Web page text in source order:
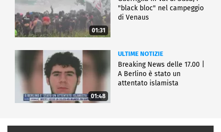
01:31
"black bloc" nel campeggio
di Venaus
01:48
ULTIME NOTIZIE
Breaking News delle 17.00 |
A Berlino è stato un
attentato islamista